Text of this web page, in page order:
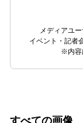
メディアユ
イベント・記者
※内容
すべての画像